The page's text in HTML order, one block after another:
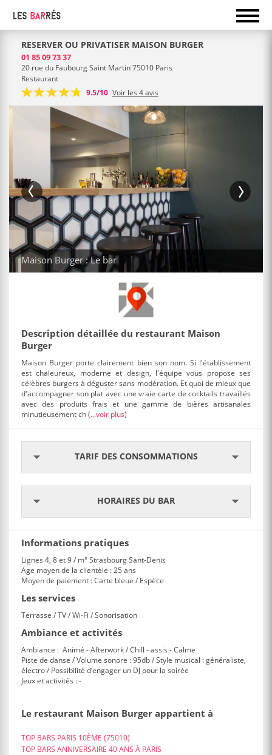
RESERVER OU PRIVATISER MAISON BURGER
01 85 09 73 37
20 rue du Faubourg Saint Martin 75010 Paris
Restaurant
9.5/10 Voir les 4 avis
Maison Burger : Le bar
TARIF DES CONSOMMATIONS
HORAIRES DU BAR
Description détaillée du restaurant Maison
Burger
Maison Burger porte clairement bien son nom. Si l'établissement
est chaleureux, moderne et design, l'équipe vous propose ses
célèbres burgers à déguster sans modération. Et quoi de mieux que
d'accompagner son plat avec une vraie carte de cocktails travaillés
avec des produits frais et une gamme de bières artisanales
minutieusement ch(...voir plus)
Informations pratiques
Lignes 4, 8 et 9 / m° Strasbourg Sant-Denis
Age moyen de la clientèle : 25 ans
Moyen de paiement : Carte bleue / Espèce
Les services
Terrasse / TV / Wi-Fi / Sonorisation
Ambiance et activités
Ambiance : Animé - Afterwork / Chill - assis - Calme
Piste de danse / Volume sonore : 95db / Style musical : généraliste,
électro / Possibilité d’engager un DJ pour la soirée
Jeux et activités : -
Le restaurant Maison Burger appartient à
TOP BARS PARIS 10ÈME (75010)
TOP BARS ANNIVERSAIRE 40 ANS À PARIS